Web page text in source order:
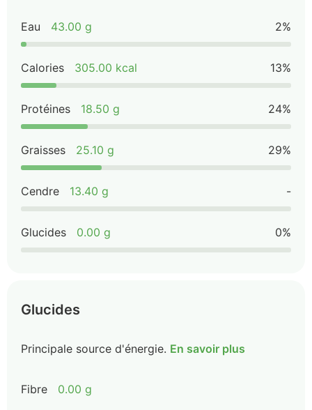
Eau 43.00 g 2%
Calories 305.00 kcal 13%
Protéines 18.50 g 24%
Graisses 25.10 g 29%
Cendre 13.40 g -
Glucides 0.00 g 0%
Glucides
Principale source d'énergie. En savoir plus
Fibre 0.00 g